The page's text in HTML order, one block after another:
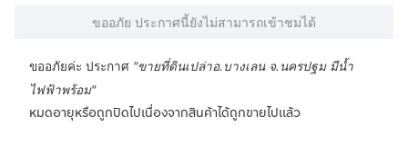
ขออภัย ประกาศนี้ยังไม่สามารถเข้าชมได้
ขออภัยค่ะ ประกาศ "ขายที่ดินเปล่าอ.บางเลน จ.นครปฐม มีน้ำ
ไฟฟ้าพร้อม"
หมดอายุหรือถูกปิดไปเนื่องจากสินค้าได้ถูกขายไปแล้ว